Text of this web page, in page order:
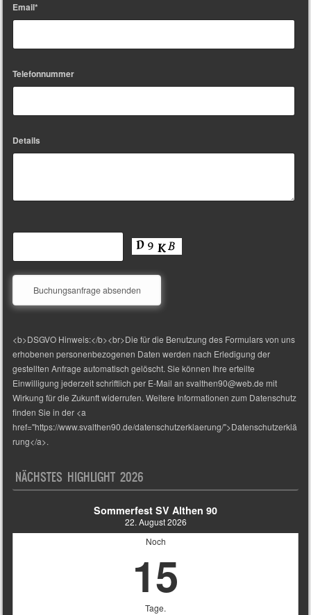
Email*
Telefonnummer
Details
<b>DSGVO Hinweis:</b><br>Die für die Benutzung des Formulars von uns
erhobenen personenbezogenen Daten werden nach Erledigung der
gestellten Anfrage automatisch gelöscht. Sie können Ihre erteilte
Einwilligung jederzeit schriftlich per E-Mail an svalthen90@web.de mit
Wirkung für die Zukunft widerrufen. Weitere Informationen zum Datenschutz
finden Sie in der <a
href="https://www.svalthen90.de/datenschutzerklaerung/">Datenschutzerklä
rung</a>.
NÄCHSTES HIGHLIGHT 2026
Sommerfest SV Althen 90
22. August 2026
Noch
15
Tage.